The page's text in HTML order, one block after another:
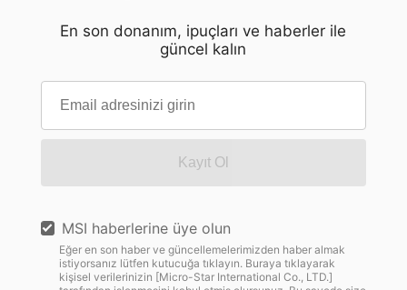
En son donanım, ipuçları ve haberler ile
güncel kalın
Kayıt Ol
MSI haberlerine üye olun
Eğer en son haber ve güncellemelerimizden haber almak
istiyorsanız lütfen kutucuğa tıklayın. Buraya tıklayarak
kişisel verilerinizin [Micro-Star International Co., LTD.]